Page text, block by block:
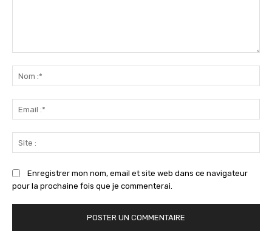
:*
:*
:
Enregistrer mon nom, email et site web dans ce navigateur
pour la prochaine fois que je commenterai.